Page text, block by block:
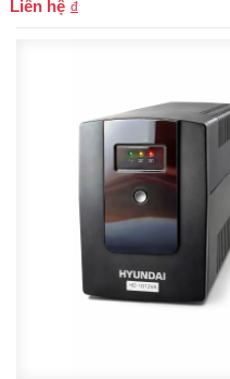
Liên hệ